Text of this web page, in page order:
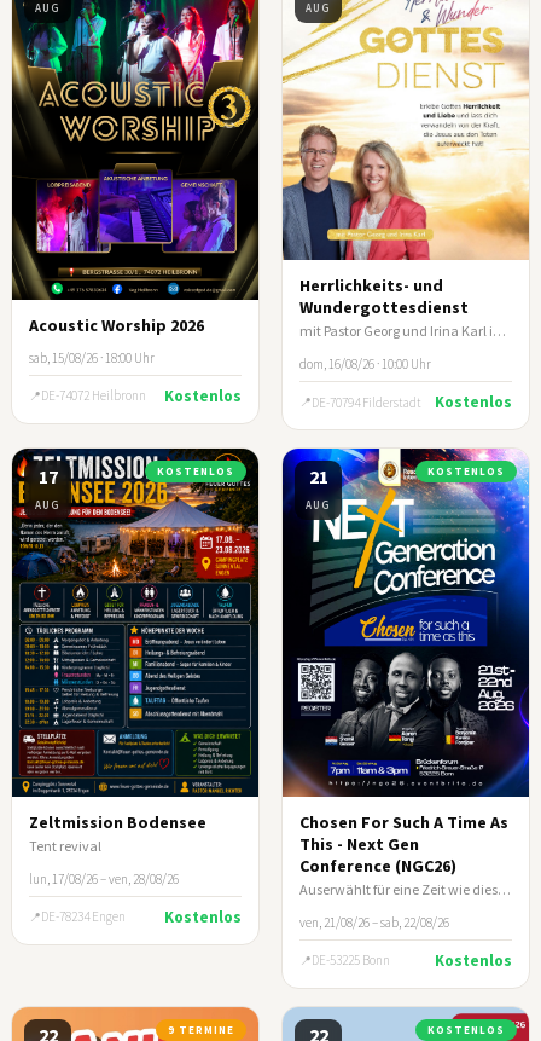
AUG
Acoustic Worship 2026
sab, 15/08/26 · 18:00 Uhr
DE-74072 Heilbronn Kostenlos
AUG
Herrlichkeits- und
Wundergottesdienst
mit Pastor Georg und Irina Karl in Filderstadt/Stuttgart
dom, 16/08/26 · 10:00 Uhr
DE-70794 Filderstadt Kostenlos
17
AUG
KOSTENLOS
Zeltmission Bodensee
Tent revival
lun, 17/08/26 – ven, 28/08/26
DE-78234 Engen Kostenlos
21
AUG
KOSTENLOS
Chosen For Such A Time As
This - Next Gen
Conference (NGC26)
Auserwählt für eine Zeit wie diese (Esth 4:14)
ven, 21/08/26 – sab, 22/08/26
DE-53225 Bonn Kostenlos
22 9 TERMINE 22 KOSTENLOS